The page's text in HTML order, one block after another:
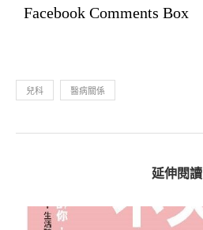
Facebook Comments Box
兒科 醫病關係
延伸閱讀